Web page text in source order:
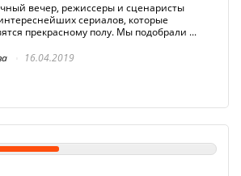
вечер, режиссеры и сценаристы
сериалов, которые
прекрасному полу. Мы подобрали ...
16.04.2019